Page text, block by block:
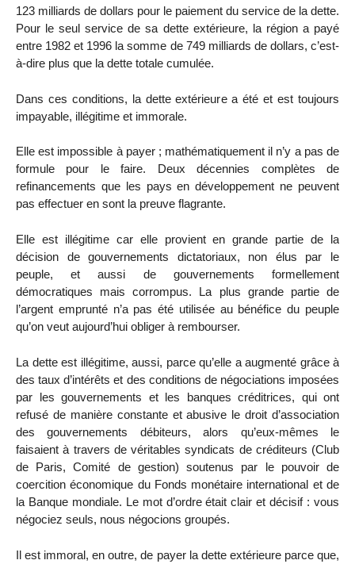
123 milliards de dollars pour le paiement du service de la dette.
Pour le seul service de sa dette extérieure, la région a payé
entre 1982 et 1996 la somme de 749 milliards de dollars, c’est-
à-dire plus que la dette totale cumulée.
Dans ces conditions, la dette extérieure a été et est toujours
impayable, illégitime et immorale.
Elle est impossible à payer ; mathématiquement il n’y a pas de
formule pour le faire. Deux décennies complètes de
refinancements que les pays en développement ne peuvent
pas effectuer en sont la preuve flagrante.
Elle est illégitime car elle provient en grande partie de la
décision de gouvernements dictatoriaux, non élus par le
peuple, et aussi de gouvernements formellement
démocratiques mais corrompus. La plus grande partie de
l’argent emprunté n’a pas été utilisée au bénéfice du peuple
qu’on veut aujourd’hui obliger à rembourser.
La dette est illégitime, aussi, parce qu’elle a augmenté grâce à
des taux d’intérêts et des conditions de négociations imposées
par les gouvernements et les banques créditrices, qui ont
refusé de manière constante et abusive le droit d’association
des gouvernements débiteurs, alors qu’eux-mêmes le
faisaient à travers de véritables syndicats de créditeurs (Club
de Paris, Comité de gestion) soutenus par le pouvoir de
coercition économique du Fonds monétaire international et de
la Banque mondiale. Le mot d’ordre était clair et décisif : vous
négociez seuls, nous négocions groupés.
Il est immoral, en outre, de payer la dette extérieure parce que,